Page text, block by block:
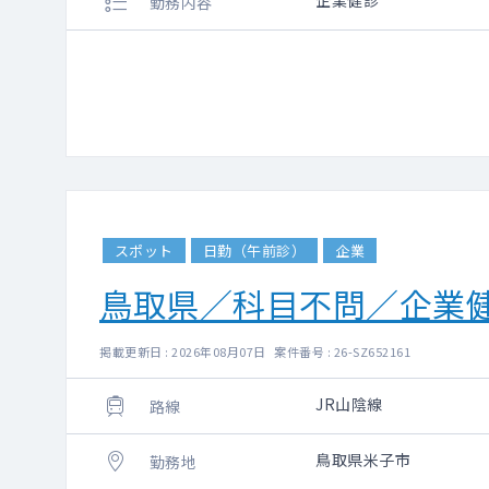
スポット 日勤（午前診） 企業
鳥取県／科目不問／企業
掲載更新日 : 2026年08月07日 案件番号 : 26-SZ652161
路線 JR山陰線
勤務地 鳥取県米子市